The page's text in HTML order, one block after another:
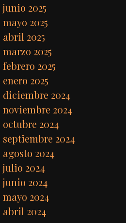
junio 2025
mayo 2025
abril 2025
marzo 2025
febrero 2025
enero 2025
diciembre 2024
noviembre 2024
octubre 2024
septiembre 2024
agosto 2024
julio 2024
junio 2024
mayo 2024
abril 2024